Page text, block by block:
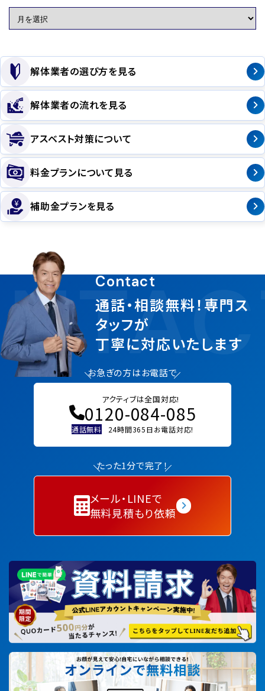
解体業者の選び方を見る
解体業者の流れを見る
アスベスト対策について
料金プランについて見る
補助金プランを見る
Contact
通話・相談無料！専門ス
タッフが
丁寧に対応いたします
お急ぎの方はお電話で
アクティブは全国対応!
0120-084-085
通話無料 24時間365日お電話対応!
たった1分で完了！
メール・LINEで
無料見積もり依頼